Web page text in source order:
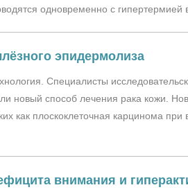
одновременно с гипертермией
эпидермолиза
Специалисты
новый способ лечения рака кожи.
как плоскоклеточная карцинома
внимания и